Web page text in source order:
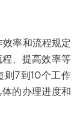
率和流程规定
、提高效率等
则7到10个工作
的办理进度和